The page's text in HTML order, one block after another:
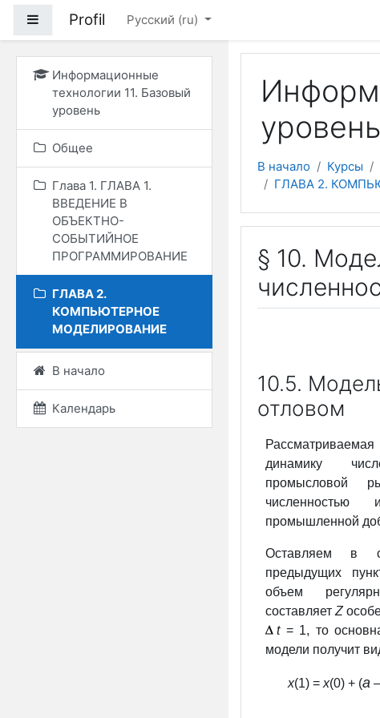
Боковая панель
Profil Русский ‎(ru)‎
Информационные
технологии 11. Базовый
уровень
Общее
Глава 1. ГЛАВА 1.
ВВЕДЕНИЕ В
ОБЪЕКТНО-
СОБЫТИЙНОЕ
ПРОГРАММИРОВАНИЕ
ГЛАВА 2.
КОМПЬЮТЕРНОЕ
МОДЕЛИРОВАНИЕ
В начало
Календарь
В начало Курсы
ГЛАВА 2.
§ 10.
10.5.
отловом
динамику
промысловой
промышленной
Оставляем в
предыдущих
объем
составляет Z
t = 1, то
модели получит
x(1) = x(0) + (a –